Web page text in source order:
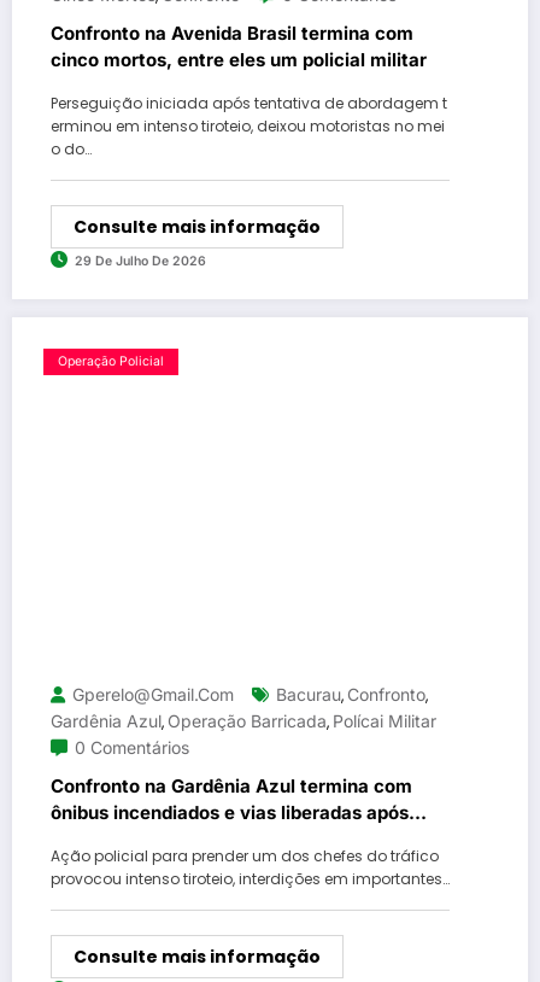
Confronto na Avenida Brasil termina com
cinco mortos, entre eles um policial militar
Perseguição iniciada após tentativa de abordagem t
erminou em intenso tiroteio, deixou motoristas no mei
o do…
Consulte mais informação
29 De Julho De 2026
Operação Policial
Gperelo@gmail.com Bacurau, Confronto,
Gardênia Azul, Operação Barricada, Polícai Militar
0 Comentários
Confronto na Gardênia Azul termina com
ônibus incendiados e vias liberadas após
Ação policial para prender um dos chefes do tráfico
provocou intenso tiroteio, interdições em importantes…
Consulte mais informação